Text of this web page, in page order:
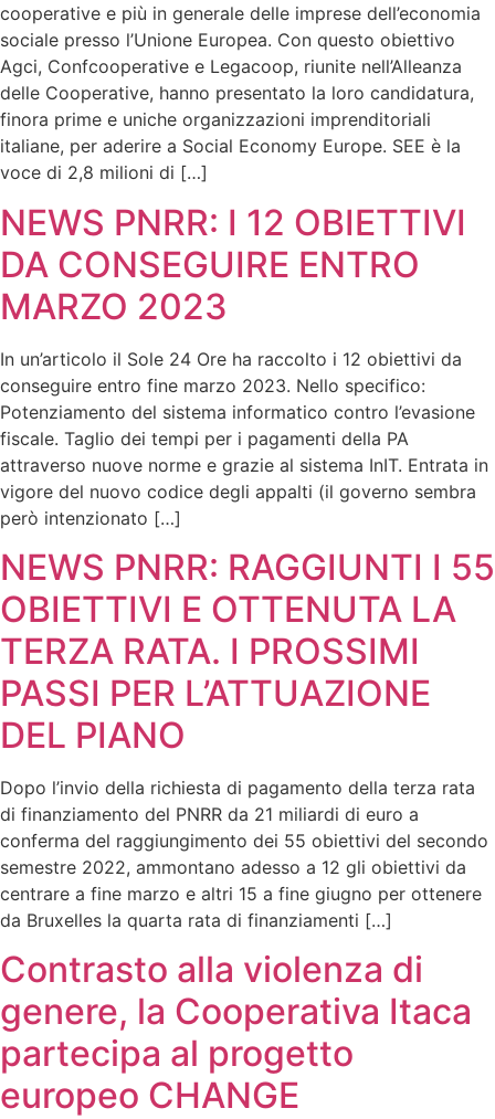
cooperative e più in generale delle imprese dell’economia
sociale presso l’Unione Europea. Con questo obiettivo
Agci, Confcooperative e Legacoop, riunite nell’Alleanza
delle Cooperative, hanno presentato la loro candidatura,
finora prime e uniche organizzazioni imprenditoriali
italiane, per aderire a Social Economy Europe. SEE è la
voce di 2,8 milioni di […]
NEWS PNRR: I 12 OBIETTIVI
DA CONSEGUIRE ENTRO
MARZO 2023
In un’articolo il Sole 24 Ore ha raccolto i 12 obiettivi da
conseguire entro fine marzo 2023. Nello specifico:
Potenziamento del sistema informatico contro l’evasione
fiscale. Taglio dei tempi per i pagamenti della PA
attraverso nuove norme e grazie al sistema InIT. Entrata in
vigore del nuovo codice degli appalti (il governo sembra
però intenzionato […]
NEWS PNRR: RAGGIUNTI I 55
OBIETTIVI E OTTENUTA LA
TERZA RATA. I PROSSIMI
PASSI PER L’ATTUAZIONE
DEL PIANO
Dopo l’invio della richiesta di pagamento della terza rata
di finanziamento del PNRR da 21 miliardi di euro a
conferma del raggiungimento dei 55 obiettivi del secondo
semestre 2022, ammontano adesso a 12 gli obiettivi da
centrare a fine marzo e altri 15 a fine giugno per ottenere
da Bruxelles la quarta rata di finanziamenti […]
Contrasto alla violenza di
genere, la Cooperativa Itaca
partecipa al progetto
europeo CHANGE